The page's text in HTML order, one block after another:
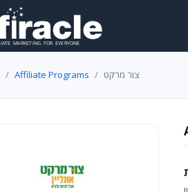
Affiliate Programs צור מרקט